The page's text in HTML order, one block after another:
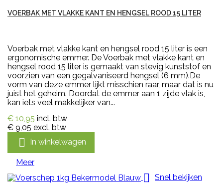
VOERBAK MET VLAKKE KANT EN HENGSEL ROOD 15 LITER
Voerbak met vlakke kant en hengsel rood 15 liter is een
ergonomische emmer. De Voerbak met vlakke kant en
hengsel rood 15 liter is gemaakt van stevig kunststof en
voorzien van een gegalvaniseerd hengsel (6 mm).De
vorm van deze emmer lijkt misschien raar, maar dat is nu
juist het geheim. Doordat de emmer aan 1 zijde vlak is,
kan iets veel makkelijker van...
€ 10,95 incl. btw
€ 9,05 excl. btw
 In winkelwagen
Meer
 Snel bekijken